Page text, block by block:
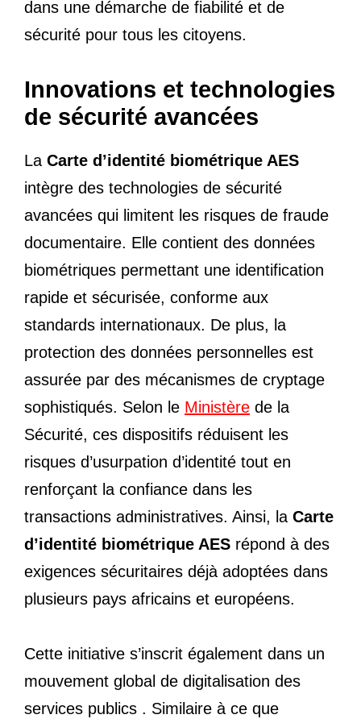
dans une démarche de fiabilité et de
sécurité pour tous les citoyens.
Innovations et technologies
de sécurité avancées
La Carte d’identité biométrique AES
intègre des technologies de sécurité
avancées qui limitent les risques de fraude
documentaire. Elle contient des données
biométriques permettant une identification
rapide et sécurisée, conforme aux
standards internationaux. De plus, la
protection des données personnelles est
assurée par des mécanismes de cryptage
sophistiqués. Selon le Ministère de la
Sécurité, ces dispositifs réduisent les
risques d’usurpation d’identité tout en
renforçant la confiance dans les
transactions administratives. Ainsi, la Carte
d’identité biométrique AES répond à des
exigences sécuritaires déjà adoptées dans
plusieurs pays africains et européens.
Cette initiative s’inscrit également dans un
mouvement global de digitalisation des
services publics . Similaire à ce que